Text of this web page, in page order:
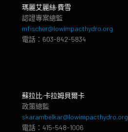
瑪麗艾麗絲·費雪
認證專案總監
mfischer@lowimpacthydro.org
電話：603-842-5834
蘇拉比·卡拉姆貝爾卡
政策總監
skarambelkar@lowimpacthydro.org
電話：415-548-1006